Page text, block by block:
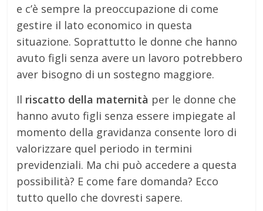
e c’è sempre la preoccupazione di come
gestire il lato economico in questa
situazione. Soprattutto le donne che hanno
avuto figli senza avere un lavoro potrebbero
aver bisogno di un sostegno maggiore.
Il riscatto della maternità per le donne che
hanno avuto figli senza essere impiegate al
momento della gravidanza consente loro di
valorizzare quel periodo in termini
previdenziali. Ma chi può accedere a questa
possibilità? E come fare domanda? Ecco
tutto quello che dovresti sapere.